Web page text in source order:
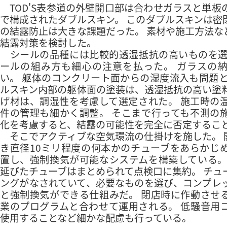
TOD'S表参道の外壁開口部は合わせガラスと単板
で構成されたダブルスキン。 このダブルスキンは密
の結露防止は大きな課題だった。 素材や施工方法な
結露対策を検討した。
シールの品種には比較的透湿抵抗の高いものを
ールの組み方も細心の注意を払った。 ガラスの
い。 躯体のコンクリート面からの湿度流入も問題
ルスキン内部の躯体面の塗装は、透湿抵抗の高い塗
げ材は、調湿性を考慮して選定された。 施工時の
件の管理も細かく調整。 そこまで行っても不測の
化を考慮すると、結露の可能性を完全に否定するこ
そこでアクティブな空気環流の仕掛けを施した。
き直径10ミリ程度の何本かのチューブをあらかじ
置し、強制換気が可能なシステムを構築している
延びたチューブはまとめられて点検口に集約。 チュ
ングがなされていて、必要なものを選び、コンプレ
と強制換気ができる仕組みだ。 閉店時に作動させ
業のプログラムと合わせて運用される。 低騒音用
使用することなど細かな配慮も行っている。